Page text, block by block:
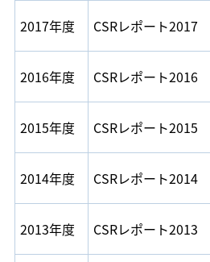
2017年度 CSRレポート2017
2016年度 CSRレポート2016
2015年度 CSRレポート2015
2014年度 CSRレポート2014
2013年度 CSRレポート2013